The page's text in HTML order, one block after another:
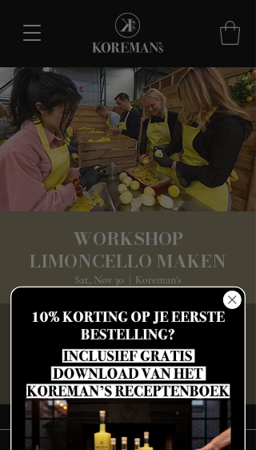
WORKSHOP
LIMONCELLO MAKEN
Sat, Nov 30 Koreman's
Time & Location
Nov 30, 2024, 4:00 PM – 6:30 PM
Koreman's, IABC 5260A, 4814 RD Breda